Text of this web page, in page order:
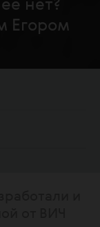
нет?
Егором